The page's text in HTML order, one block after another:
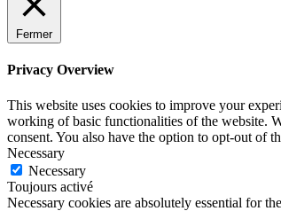
Fermer
Privacy Overview
This website uses cookies to improve your
working of basic functionalities of the website.
consent. You also have the option to opt-out of
Necessary
Necessary
Toujours activé
Necessary cookies are absolutely essential for